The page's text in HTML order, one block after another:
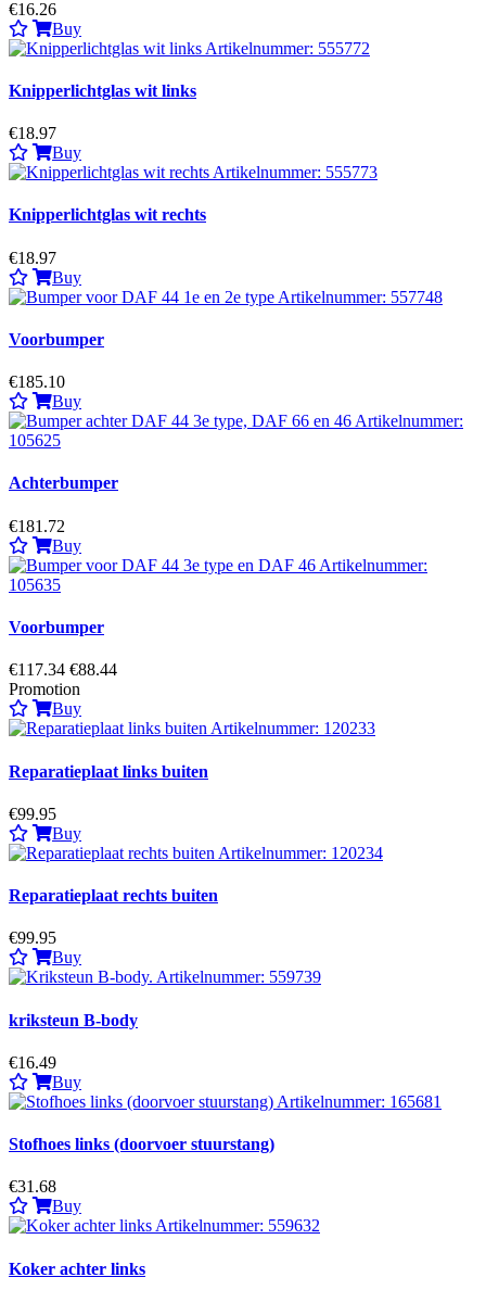
€16.26
Buy
Knipperlichtglas wit links
€18.97
Buy
Knipperlichtglas wit rechts
€18.97
Buy
Voorbumper
€185.10
Buy
Achterbumper
€181.72
Buy
Voorbumper
€117.34 €88.44
Promotion
Buy
Reparatieplaat links buiten
€99.95
Buy
Reparatieplaat rechts buiten
€99.95
Buy
kriksteun B-body
€16.49
Buy
Stofhoes links (doorvoer stuurstang)
€31.68
Buy
Koker achter links